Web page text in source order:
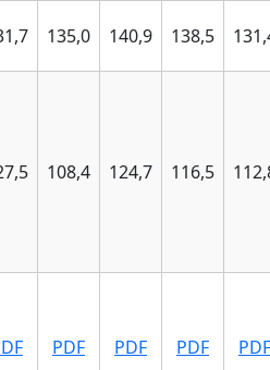
135,0 140,9 138,5
108,4 124,7 116,5
PDF PDF PDF PDF